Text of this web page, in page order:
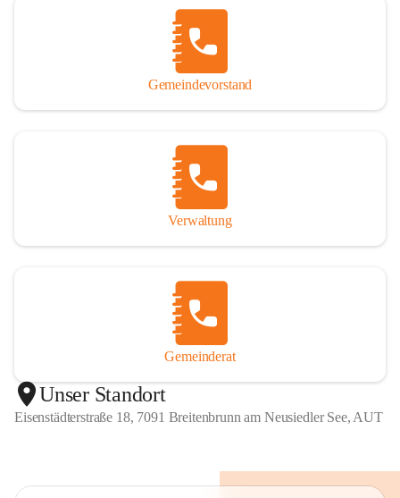
Gemeindevorstand
Verwaltung
Gemeinderat
Unser Standort
Eisenstädterstraße 18, 7091 Breitenbrunn am Neusiedler See, AUT